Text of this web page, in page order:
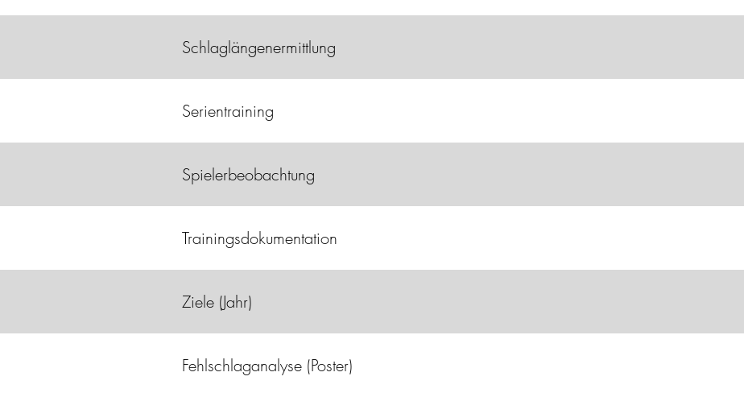
Schlaglängenermittlung
Serientraining
Spielerbeobachtung
Trainingsdokumentation
Ziele (Jahr)
Fehlschlaganalyse (Poster)